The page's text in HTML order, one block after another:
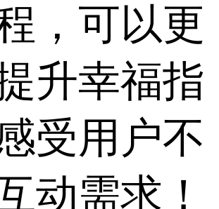
，可以更
升幸福指
受用户不
动需求！